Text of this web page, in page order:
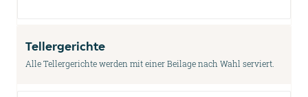
Tellergerichte
Alle Tellergerichte werden mit einer Beilage nach Wahl serviert.